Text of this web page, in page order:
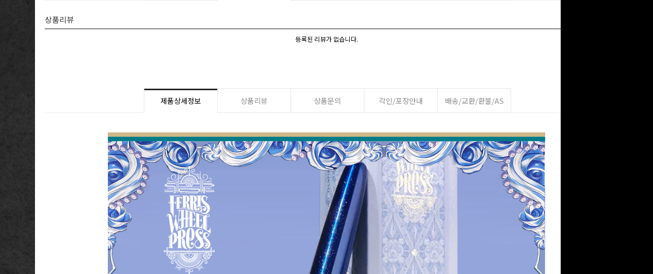
상품리뷰
등록된 리뷰가 없습니다.
제품상세정보 상품리뷰 상품문의 각인/포장안내 배송/교환/환불/AS